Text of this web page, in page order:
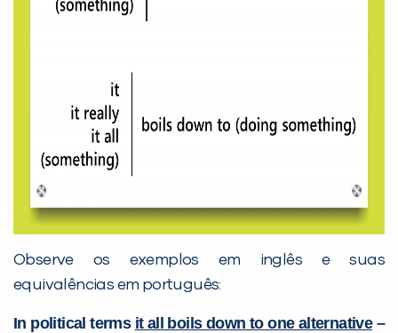
Observe os exemplos em inglês e suas
equivalências em português:
In political terms it all boils down toone alternative–
VOLTAR